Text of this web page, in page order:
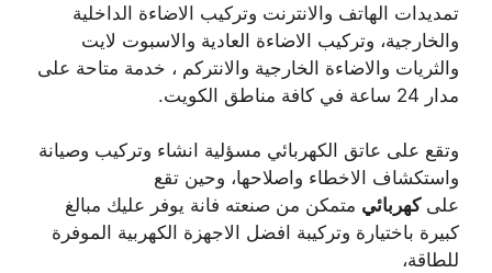
تمديدات الهاتف والانترنت وتركيب الاضاءة الداخلية
والخارجية، وتركيب الاضاءة العادية والاسبوت لايت
والثريات والاضاءة الخارجية والانتركم ، خدمة متاحة على
مدار 24 ساعة في كافة مناطق الكويت.
وتقع على عاتق الكهربائي مسؤلية انشاء وتركيب وصيانة
واستكشاف الاخطاء واصلاحها، وحين تقع
علىكهربائي متمكن من صنعته فانة يوفر عليك مبالغ
كبيرة باختيارة وتركيبة افضل الاجهزة الكهربية الموفرة
للطاقة،